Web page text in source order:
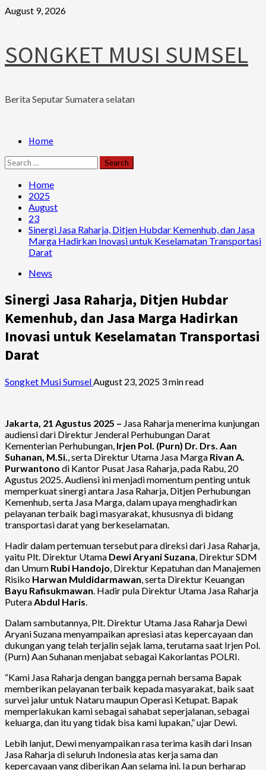
Skip
August 9, 2026
SONGKET MUSI SUMSEL
Berita Seputar Sumatera selatan
PrimaryHome
Search
for:
Home
2025
August
23
Sinergi Jasa Raharja, Ditjen Hubdar Kemenhub, dan Jasa
Marga Hadirkan Inovasi untuk Keselamatan Transportasi
Darat
News
Sinergi Jasa Raharja, Ditjen Hubdar
Kemenhub, dan Jasa Marga Hadirkan
Inovasi untuk Keselamatan Transportasi
Darat
Songket Musi SumselAugust 23, 2025 3 min read
Jakarta, 21 Agustus 2025 – Jasa Raharja menerima kunjungan
audiensi dari Direktur Jenderal Perhubungan Darat
Kementerian Perhubungan, Irjen Pol. (Purn) Dr. Drs. Aan
Suhanan, M.Si., serta Direktur Utama Jasa Marga Rivan A.
Purwantono di Kantor Pusat Jasa Raharja, pada Rabu, 20
Agustus 2025. Audiensi ini menjadi momentum penting untuk
memperkuat sinergi antara Jasa Raharja, Ditjen Perhubungan
Kemenhub, serta Jasa Marga, dalam upaya menghadirkan
pelayanan terbaik bagi masyarakat, khususnya di bidang
transportasi darat yang berkeselamatan.
Hadir dalam pertemuan tersebut para direksi dari Jasa Raharja,
yaitu Plt. Direktur Utama Dewi Aryani Suzana, Direktur SDM
dan Umum Rubi Handojo, Direktur Kepatuhan dan Manajemen
Risiko Harwan Muldidarmawan, serta Direktur Keuangan
Bayu Rafisukmawan. Hadir pula Direktur Utama Jasa Raharja
PuteraAbdul Haris.
Dalam sambutannya, Plt. Direktur Utama Jasa Raharja Dewi
Aryani Suzana menyampaikan apresiasi atas kepercayaan dan
dukungan yang telah terjalin sejak lama, terutama saat Irjen Pol.
(Purn) Aan Suhanan menjabat sebagai Kakorlantas POLRI.
“Kami Jasa Raharja dengan bangga pernah bersama Bapak
memberikan pelayanan terbaik kepada masyarakat, baik saat
survei jalur untuk Nataru maupun Operasi Ketupat. Bapak
memperlakukan kami sebagai sahabat seperjalanan, sebagai
keluarga, dan itu yang tidak bisa kami lupakan,” ujar Dewi.
Lebih lanjut, Dewi menyampaikan rasa terima kasih dari Insan
Jasa Raharja di seluruh Indonesia atas kerja sama dan
kepercayaan yang diberikan Aan selama ini. Ia pun berharap